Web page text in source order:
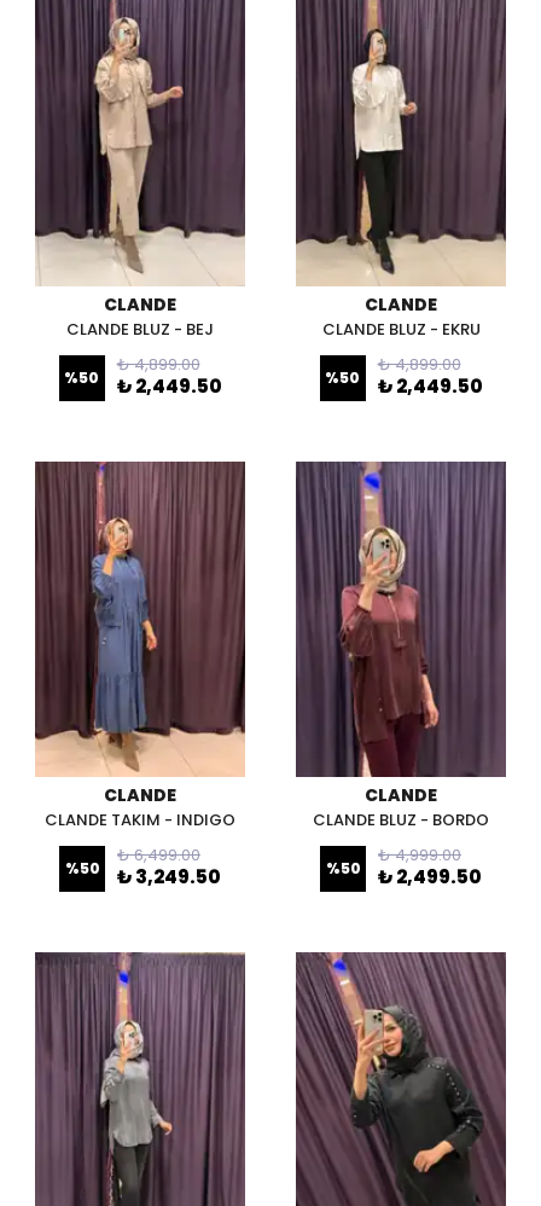
CLANDE
CLANDE BLUZ - BEJ
%50
₺ 4,899.00
₺ 2,449.50
CLANDE
CLANDE BLUZ - EKRU
%50
₺ 4,899.00
₺ 2,449.50
CLANDE
CLANDE TAKIM - INDIGO
%50
₺ 6,499.00
₺ 3,249.50
CLANDE
CLANDE BLUZ - BORDO
%50
₺ 4,999.00
₺ 2,499.50